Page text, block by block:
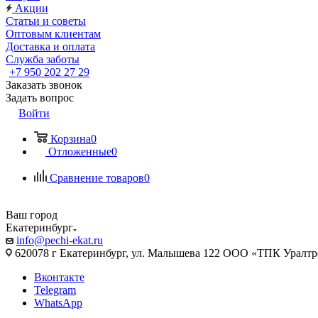
Акции
Статьи и советы
Оптовым клиентам
Доставка и оплата
Служба заботы
+7 950 202 27 29
Заказать звонок
Задать вопрос
Войти
Корзина0
Отложенные0
Сравнение товаров0
Ваш город
Екатеринбург
info@pechi-ekat.ru
620078 г Екатеринбург, ул. Малышева 122 ООО «ТПК
Вконтакте
Telegram
WhatsApp